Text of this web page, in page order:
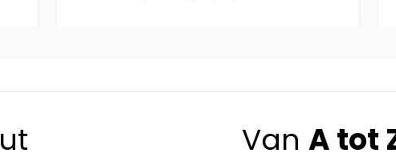
Van A tot